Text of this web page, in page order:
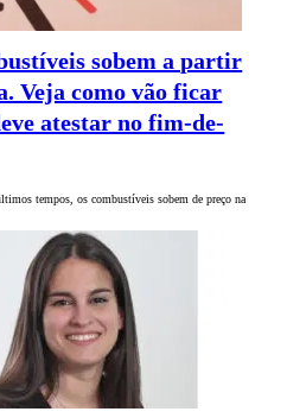
sobem a partir
Veja como vão ficar
atestar no fim-de-
tempos, os combustíveis sobem de preço na